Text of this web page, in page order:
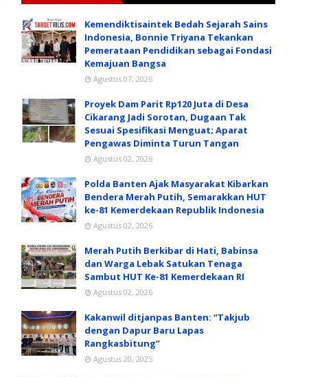
Kemendiktisaintek Bedah Sejarah Sains
Indonesia, Bonnie Triyana Tekankan
Pemerataan Pendidikan sebagai Fondasi
Kemajuan Bangsa
Agustus 07, 2026
Proyek Dam Parit Rp120 Juta di Desa
Cikarang Jadi Sorotan, Dugaan Tak
Sesuai Spesifikasi Menguat; Aparat
Pengawas Diminta Turun Tangan
Agustus 02, 2026
Polda Banten Ajak Masyarakat Kibarkan
Bendera Merah Putih, Semarakkan HUT
ke-81 Kemerdekaan Republik Indonesia
Agustus 02, 2026
Merah Putih Berkibar di Hati, Babinsa
dan Warga Lebak Satukan Tenaga
Sambut HUT Ke-81 Kemerdekaan RI
Agustus 02, 2026
Kakanwil ditjanpas Banten: “Takjub
dengan Dapur Baru Lapas
Rangkasbitung”
Agustus 20, 2025